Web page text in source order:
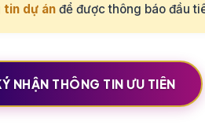
tin dự án để được thông báo đầu
NHẬN THÔNG TIN ƯU TIÊN